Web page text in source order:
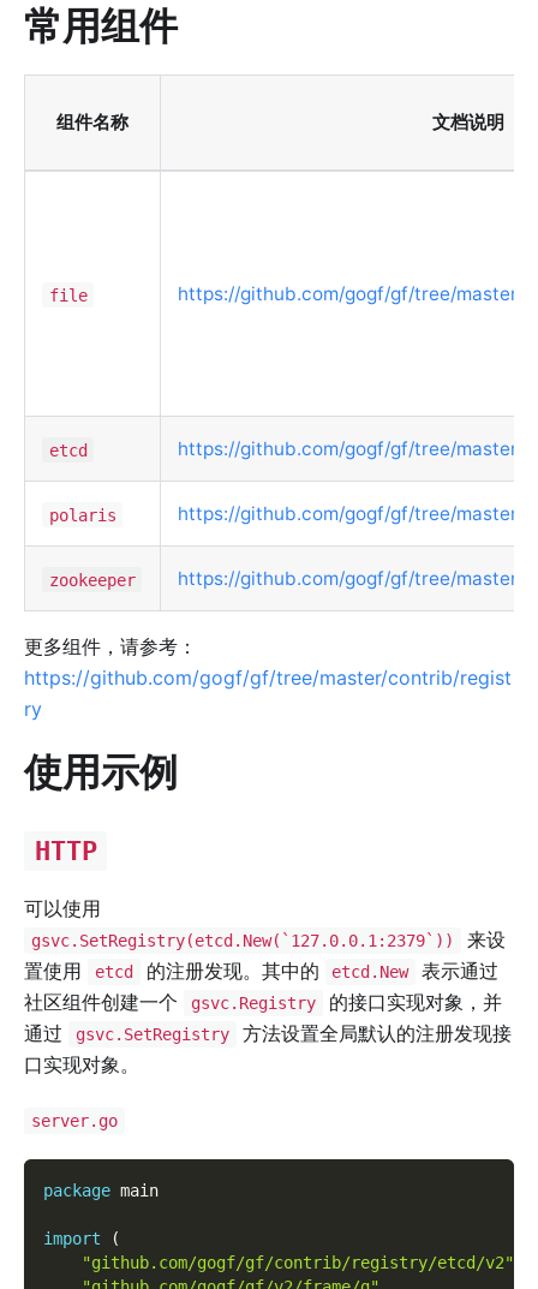
常用组件
组件名称 文档说明
file https://github.com/gogf/gf/tree/master/
etcd https://github.com/gogf/gf/tree/master/
polaris https://github.com/gogf/gf/tree/master/
zookeeper https://github.com/gogf/gf/tree/master/
更多组件，请参考：
https://github.com/gogf/gf/tree/master/contrib/regist
ry
使用示例
HTTP
可以使用
gsvc.SetRegistry(etcd.New(`127.0.0.1:2379`))
来设
置使用
etcd 的注册发现。其中的 etcd.New
表示通过
社区组件创建一个
gsvc.Registry
的接口实现对象，并
通过
gsvc.SetRegistry
方法设置全局默认的注册发现接
口实现对象。
server.go
package main
import
(
"github.com/gogf/gf/contrib/registry/etcd/v2"